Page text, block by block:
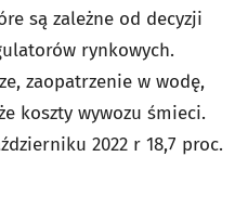
są zależne od decyzji
rynkowych.
zaopatrzenie w wodę,
koszty wywozu śmieci.
2022 r 18,7 proc.